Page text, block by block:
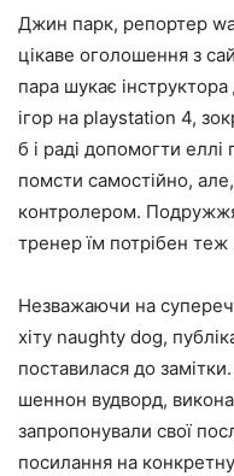
Джин парк, репортер
цікаве оголошення з
пара шукає
ігор на playstation 4,
б і раді допомогти еллі
помсти самостійно,
контролером.
тренер їм потрібен
Незважаючи на
хіту naughty dog,
поставилася до
шеннон вудворд,
запропонували свої
посилання на